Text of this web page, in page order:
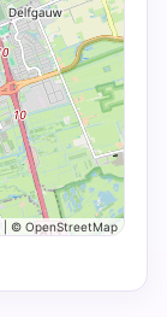
© OpenStreetMap